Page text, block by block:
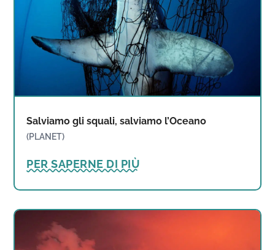
Salviamo gli squali, salviamo l’Oceano
(PLANET)
PER SAPERNE DI PIÙ